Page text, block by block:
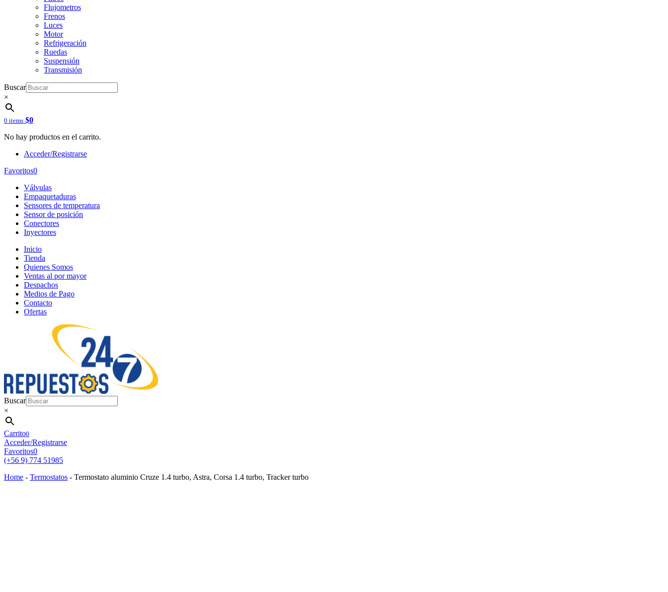
Flujometros
Frenos
Luces
Motor
Refrigeración
Ruedas
Suspensión
Transmisión
Buscar
×
0 items $0
No hay productos en el carrito.
Acceder/Registrarse
Favoritos0
Válvulas
Empaquetaduras
Sensores de temperatura
Sensor de posición
Conectores
Inyectores
Inicio
Tienda
Quienes Somos
Ventas al por mayor
Despachos
Medios de Pago
Contacto
Ofertas
Buscar
×
Carrito0
Acceder/Registrarse
Favoritos0
(+56 9) 774 51985
Home - Termostatos - Termostato aluminio Cruze 1.4 turbo, Astra, Corsa 1.4 turbo, Tracker turbo